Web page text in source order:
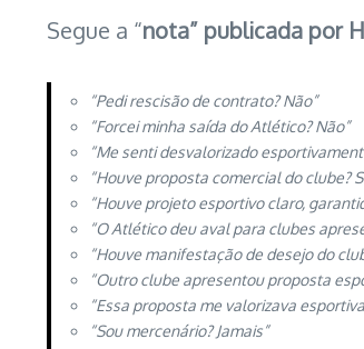
Segue a “nota” publicada por
“Pedi rescisão de contrato? Não”
“Forcei minha saída do Atlético? Não”
“Me senti desvalorizado
“Houve proposta comercial do clube?
“Houve projeto esportivo claro,
“O Atlético deu aval para clubes
“Houve manifestação de desejo do
“Outro clube apresentou proposta
“Essa proposta me valorizava
“Sou mercenário? Jamais”